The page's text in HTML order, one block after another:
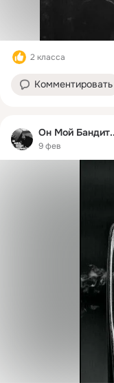
2 класса
Комментировать
Он Мой
9 фев